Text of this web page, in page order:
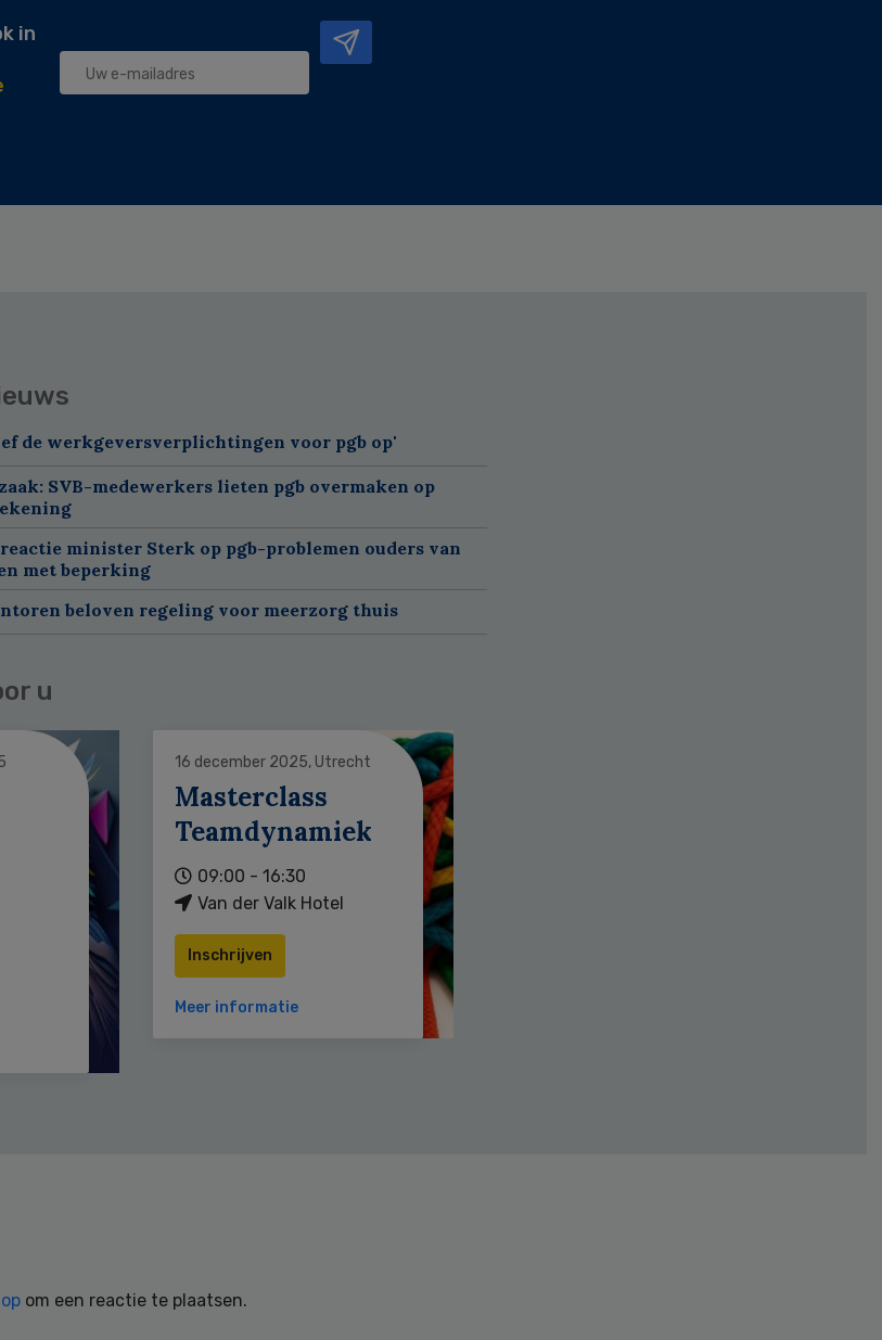
in
de werkgeversverplichtingen voor pgb op'
SVB-medewerkers lieten pgb overmaken op
minister Sterk op pgb-problemen ouders van
met beperking
beloven regeling voor meerzorg thuis
u
16 december 2025, Utrecht
Masterclass
Teamdynamiek
09:00 - 16:30
Van der Valk Hotel
Inschrijven
Meer informatie
om een reactie te plaatsen.